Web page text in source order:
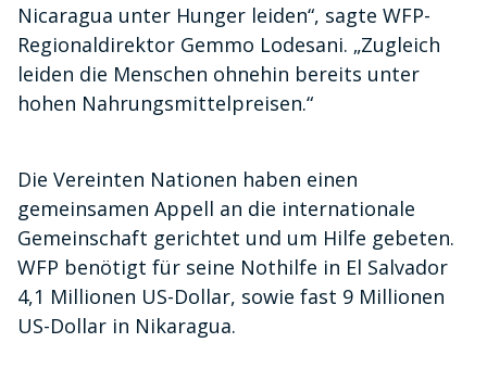
Nicaragua unter Hunger leiden“, sagte WFP-
Regionaldirektor Gemmo Lodesani. „Zugleich
leiden die Menschen ohnehin bereits unter
hohen Nahrungsmittelpreisen.“
Die Vereinten Nationen haben einen
gemeinsamen Appell an die internationale
Gemeinschaft gerichtet und um Hilfe gebeten.
WFP benötigt für seine Nothilfe in El Salvador
4,1 Millionen US-Dollar, sowie fast 9 Millionen
US-Dollar in Nikaragua.